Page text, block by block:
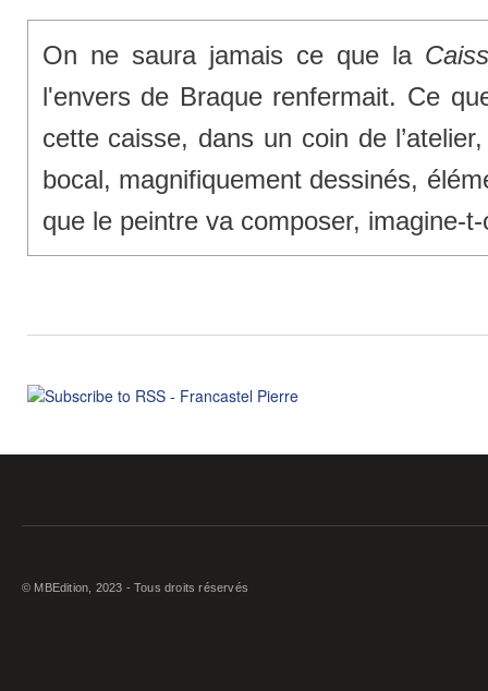
On ne saura jamais ce que la
l'envers de Braque renfermait. Ce
cette caisse, dans un coin de
bocal, magnifiquement dessinés,
que le peintre va composer, imagine-
© MBEdition, 2023 - Tous droits réservés